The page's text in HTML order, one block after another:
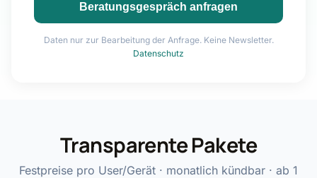
Beratungsgespräch anfragen
Daten nur zur Bearbeitung der Anfrage. Keine Newsletter.
Datenschutz
Transparente Pakete
Festpreise pro User/Gerät · monatlich kündbar · ab 1